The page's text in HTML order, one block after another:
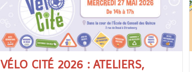
VÉLO CITÉ 2026 : ATELIERS,